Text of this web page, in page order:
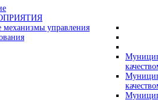
управления